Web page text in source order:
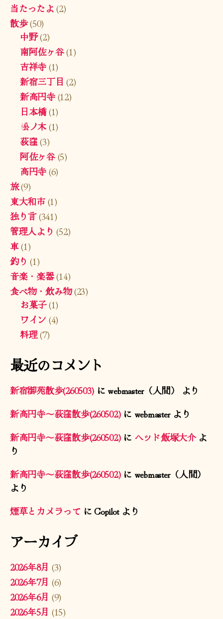
当たったよ(2)
散歩(50)
中野(2)
南阿佐ヶ谷(1)
吉祥寺(1)
新宿三丁目 (2)
新高円寺(12)
日本橋(1)
松ノ木(1)
荻窪(3)
阿佐ヶ谷(5)
高円寺(6)
旅(9)
東大和市(1)
独り言(341)
管理人より (52)
車(1)
釣り (1)
音楽・楽器(14)
食べ物・飲み物(23)
お菓子(1)
ワイン (4)
料理(7)
最近のコメント
新宿御苑散歩(260503) にwebmaster（人間）
より
新高円寺〜荻窪散歩(260502)に webmasterより
新高円寺〜荻窪散歩(260502)に ヘッド飯塚大介よ
り
新高円寺〜荻窪散歩(260502)に webmaster（人間）
より
煙草とカメラってにCopilotより
アーカイブ
2026年8月 (3)
2026年7月 (6)
2026年6月 (9)
2026年5月 (15)